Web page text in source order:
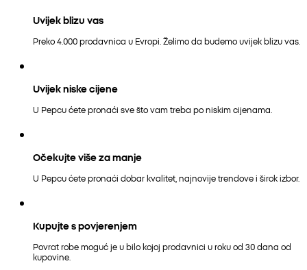
Uvijek blizu vas
Preko 4.000 prodavnica u Evropi. Želimo da budemo uvijek blizu vas.
Uvijek niske cijene
U Pepcu ćete pronaći sve što vam treba po niskim cijenama.
Očekujte više za manje
U Pepcu ćete pronaći dobar kvalitet, najnovije trendove i širok izbor.
Kupujte s povjerenjem
Povrat robe moguć je u bilo kojoj prodavnici u roku od 30 dana od
kupovine.